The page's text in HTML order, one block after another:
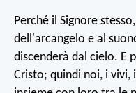
Perché il Signore
dell'arcangelo e al
discenderà dal cielo. E
Cristo; quindi noi, i vivi,